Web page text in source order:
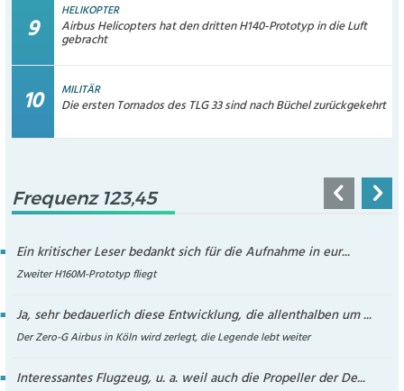
HELIKOPTER
Airbus Helicopters hat den dritten H140-Prototyp in die Luft
gebracht
MILITÄR
Die ersten Tornados des TLG 33 sind nach Büchel zurückgekehrt
Frequenz 123,45
Ein kritischer Leser bedankt sich für die Aufnahme in eur...
Zweiter H160M-Prototyp fliegt
Ja, sehr bedauerlich diese Entwicklung, die allenthalben um ...
Der Zero-G Airbus in Köln wird zerlegt, die Legende lebt weiter
Interessantes Flugzeug, u. a. weil auch die Propeller der De...